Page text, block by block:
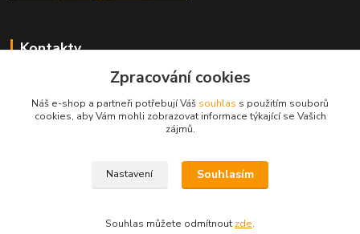
Kontakty
DŘEVOPRODUKT BEDNAŘÍK s.r.o.
+420 739 454 600
(Po-Pá, 7-15 hod.)
Zpracování cookies
Náš e-shop a partneři potřebují Váš souhlas s použitím souborů
cookies, aby Vám mohli zobrazovat informace týkající se Vašich
zájmů.
Nastavení Souhlasím
Souhlas můžete odmítnout zde.